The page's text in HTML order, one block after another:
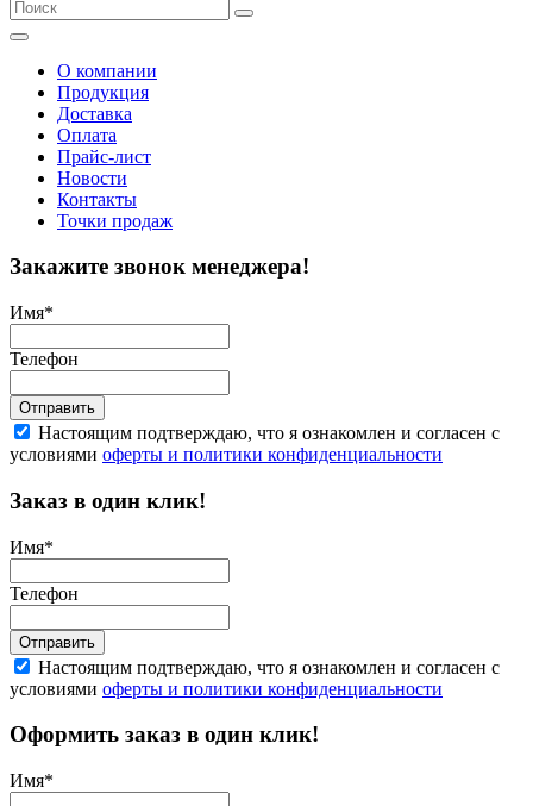
О компании
Продукция
Доставка
Оплата
Прайс-лист
Новости
Контакты
Точки продаж
Закажите звонок менеджера!
Имя*
Телефон
Отправить
Настоящим подтверждаю, что я ознакомлен и согласен с
условиями оферты и политики конфиденциальности
Заказ в один клик!
Имя*
Телефон
Отправить
Настоящим подтверждаю, что я ознакомлен и согласен с
условиями оферты и политики конфиденциальности
Оформить заказ в один клик!
Имя*